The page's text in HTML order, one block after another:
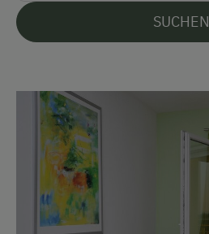
Kostenlose Parkplätze
Radunterstellmöglichkeit
Am Betrieb
Ab-Hof-Verkauf
SUCHEN